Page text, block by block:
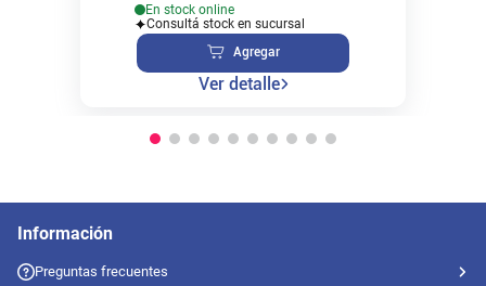
En stock online
Consultá stock en sucursal
Agregar
Ver detalle
Información
Preguntas frecuentes